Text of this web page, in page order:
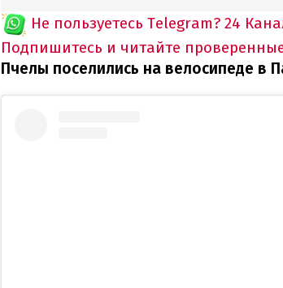
Не пользуетесь Telegram? 24
Подпишитесь и читайте
Пчелы поселились на велосипеде в